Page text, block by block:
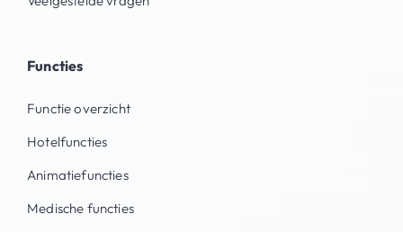
Functies
Functie overzicht
Hotelfuncties
Animatiefuncties
Medische functies